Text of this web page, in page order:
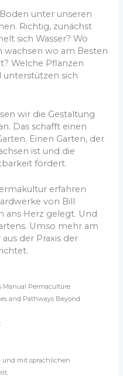
unter unseren
Richtig, zunächst
sich Wasser? Wo
wachsen wo am Besten
Welche Pflanzen
unterstützen sich
wir die Gestaltung
Das schafft einen
Einen Garten, der
ist und die
fördert.
erfahren
von Bill
ans Herz gelegt. Und
Umso mehr am
der Praxis der
Manual Permaculture
and Pathways Beyond
und mit sprachlichen